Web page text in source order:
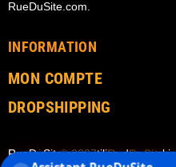
RueDuSite.com.
INFORMATION
MON COMPTE
DROPSHIPPING
Copyright © 2007 •
RueDuSite.com utilise des